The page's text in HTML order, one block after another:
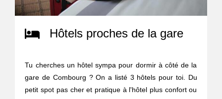
Hôtels proches de la gare
Tu cherches un hôtel sympa pour dormir à côté de la
gare de Combourg ? On a listé 3 hôtels pour toi. Du
petit spot pas cher et pratique à l'hôtel plus confort ou